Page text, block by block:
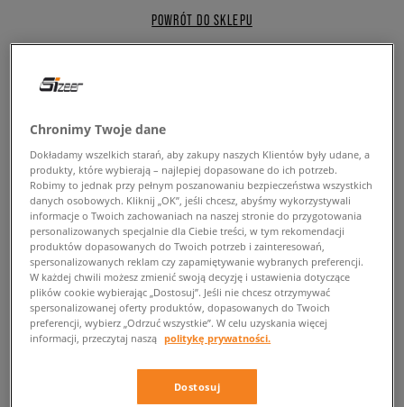
POWRÓT DO SKLEPU
Wyrafinowany look nie tylko od
święta? Poznaj jedną z najnowszych
propozycji od brandu Lacoste
Jeśli zdarzyło Ci się kiedykolwiek usłyszeć znamienne słowa „Założyłbyś
w końcu coś innego niż tylko te kolorowe kicksy” i po namyśle dotarło do
Ciebie, że tak na dobrą sprawę, to brak jest w Twojej garderobie bardziej
eleganckich sneakersów, to całkiem możliwe, że dzisiaj się to zmieni. Z
myślą o wszystkich mężczyznach poszukujących butów łączących w
sobie komfort użytkowania jaki są w stanie zapewnić tylko i wyłącznie
sneakersy
oraz elegancki look, który sprawdzi się nie tylko jako dodatek
do miejskich outfitow, ale również bardziej casualowych zestawów,
system sznurowania
Chronimy Twoje dane
Dokładamy wszelkich starań, aby zakupy naszych Klientów były udane, a
produkty, które wybierają – najlepiej dopasowane do ich potrzeb.
Robimy to jednak przy pełnym poszanowaniu bezpieczeństwa wszystkich
danych osobowych. Kliknij „OK”, jeśli chcesz, abyśmy wykorzystywali
informacje o Twoich zachowaniach na naszej stronie do przygotowania
personalizowanych specjalnie dla Ciebie treści, w tym rekomendacji
produktów dopasowanych do Twoich potrzeb i zainteresowań,
spersonalizowanych reklam czy zapamiętywanie wybranych preferencji.
W każdej chwili możesz zmienić swoją decyzję i ustawienia dotyczące
plików cookie wybierając „Dostosuj”. Jeśli nie chcesz otrzymywać
spersonalizowanej oferty produktów, dopasowanych do Twoich
preferencji, wybierz „Odrzuć wszystkie”. W celu uzyskania więcej
informacji, przeczytaj naszą politykę prywatności.
Dostosuj